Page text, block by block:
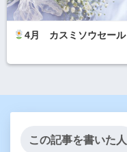
4月 カスミソウセール
この記事を書いた人